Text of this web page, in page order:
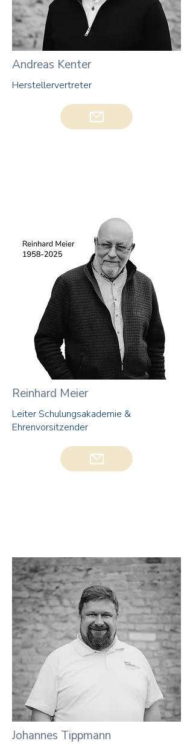
Andreas Kenter
Herstellervertreter
Reinhard Meier
Leiter Schulungsakademie &
Ehrenvorsitzender
Johannes Tippmann